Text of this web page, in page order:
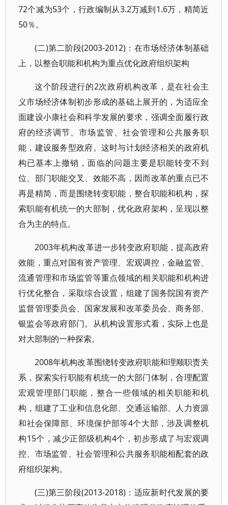
72个减为53个，行政编制从3.2万减到1.6万，精简近
50％。
(二)第二阶段(2003-2012)：在市场经济体制基础
上，以整合职能和机构为重点优化政府组织架构
这个阶段进行的2次政府机构改革，是在社会主
义市场经济体制初步形成的基础上展开的，为适应全
面建设小康社会和科学发展的要求，强调全面履行政
府的经济调节、市场监管、社会管理和公共服务职
能，建设服务型政府。这时与计划经济相关的政府机
构已基本上撤销，面临的问题主要是职能转变不到
位、部门职能交叉、效能不高，因而改革的重点已不
再是精简，而是围绕转变职能，整合职能和机构，探
索职能有机统一的大部制，优化政府架构，呈现以整
合为主的特点。
2003年机构改革进一步转变政府职能，提高政府
效能，重点对国有资产管理、宏观调控，金融监管、
流通管理和市场监管等重点领域的相关职能和机构进
行优化整合，采取综合设置，组建了国务院国有资产
监督管理委员会、国家发展和改革委员会、商务部、
银监会等政府部门。从机构设置形式看，实际上也是
对大部制的一种探索。
2008年机构改革围绕转变政府职能和理顺职责关
系，探索实行职能有机统一的大部门体制，合理配置
宏观管理部门职能，整合一些领域的相关职能和机
构，组建了工业和信息化部、交通运输部、人力资源
和社会保障部、环境保护部等4个大部，涉及调整机
构15个，减少正部级机构4个，初步形成了与宏观调
控、市场监管、社会管理和公共服务职能相配套的政
府组织架构。
(三)第三阶段(2013-2018)：适应新时代发展的要